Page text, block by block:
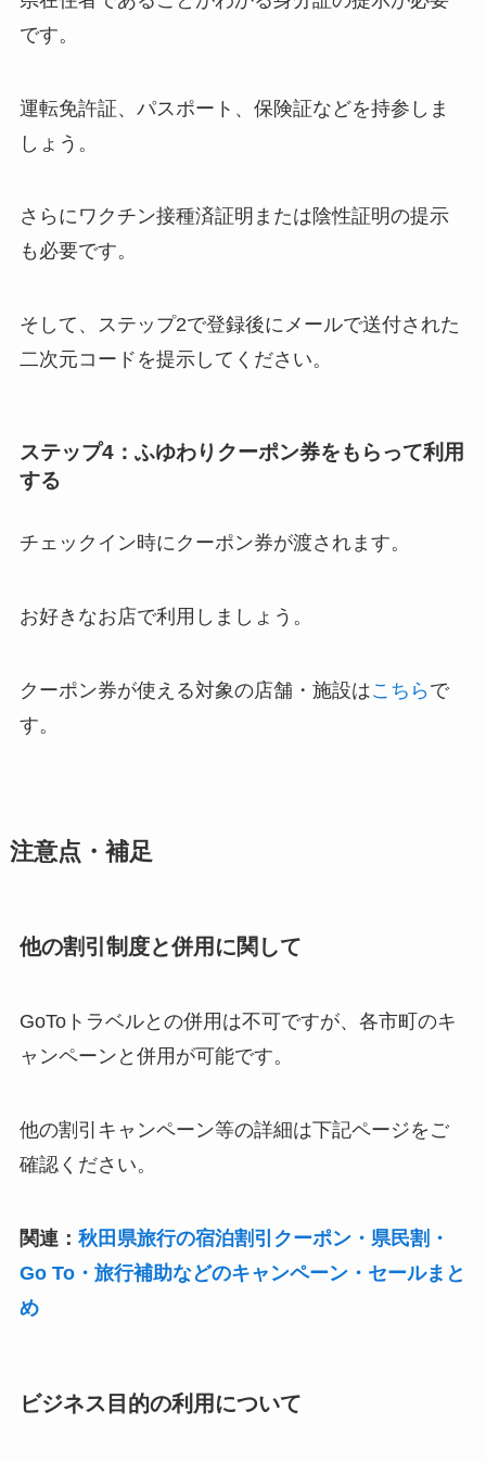
です。
運転免許証、パスポート、保険証などを持参しま
しょう。
さらにワクチン接種済証明または陰性証明の提示
も必要です。
そして、ステップ2で登録後にメールで送付された
二次元コードを提示してください。
ステップ4：ふゆわりクーポン券をもらって利用
する
チェックイン時にクーポン券が渡されます。
お好きなお店で利用しましょう。
クーポン券が使える対象の店舗・施設はこちら で
す。
注意点・補足
他の割引制度と併用に関して
GoToトラベルとの併用は不可ですが、各市町のキ
ャンペーンと併用が可能です。
他の割引キャンペーン等の詳細は下記ページをご
確認ください。
関連： 秋田県旅行の宿泊割引クーポン・県民割・
Go To・旅行補助などのキャンペーン・セールまと
め
ビジネス目的の利用について